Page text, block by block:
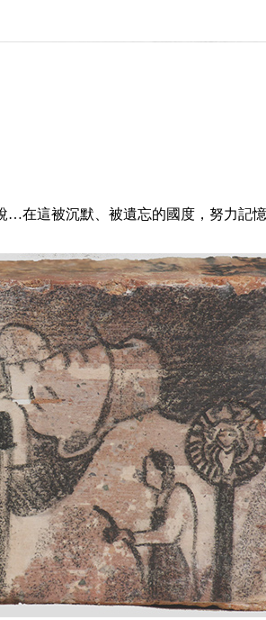
在這被沉默、被遺忘的國度，努力記